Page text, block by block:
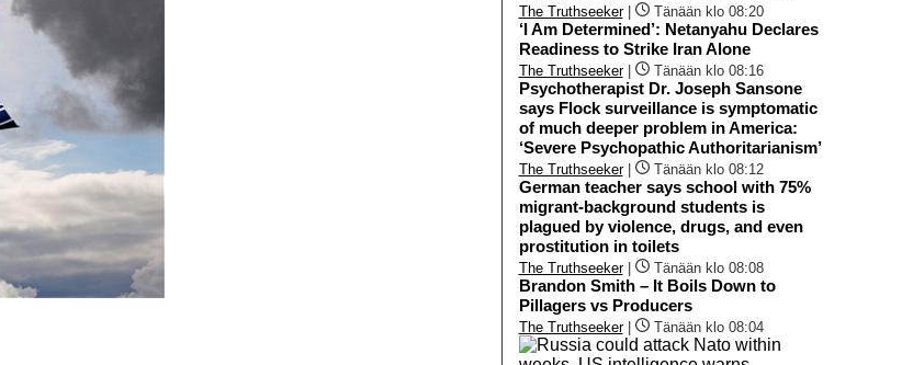
The Truthseeker| Tänään klo 08:20
‘I Am Determined’: Netanyahu Declares
Readiness to Strike Iran Alone
The Truthseeker| Tänään klo 08:16
Psychotherapist Dr. Joseph Sansone
says Flock surveillance is symptomatic
of much deeper problem in America:
‘Severe Psychopathic Authoritarianism’
The Truthseeker| Tänään klo 08:12
German teacher says school with 75%
migrant-background students is
plagued by violence, drugs, and even
prostitution in toilets
The Truthseeker| Tänään klo 08:08
Brandon Smith – It Boils Down to
Pillagers vs Producers
The Truthseeker| Tänään klo 08:04